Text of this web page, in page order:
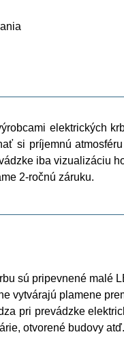
elektrických
si príjemnú
iba vizualizáciu
2-ročnú záruku.
sú pripevnené malé
vytvárajú plamene
pri prevádzke
otvorené budovy atď.